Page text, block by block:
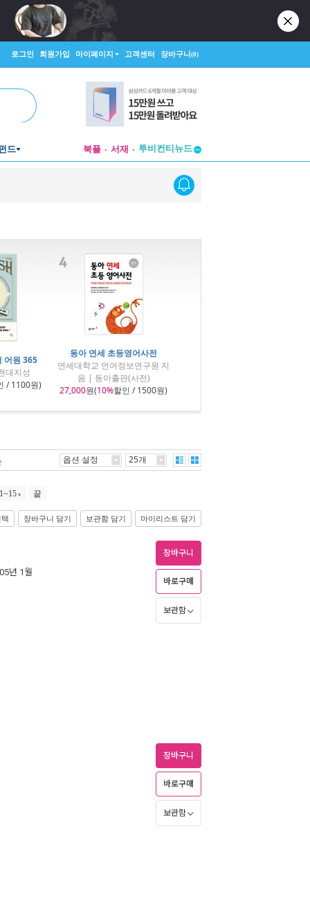
로그인 회원가입 마이페이지 고객센터 장바구니(0)
드 북플 서재
창작플랫폼
어원 365
대지성
/ 1100원)
동아 연세 초등영어사전
연세대학교 언어정보연구원 지
음 | 동아출판(사전)
27,000원(10%할인 / 1500원)
옵션 설정 25개
끝
장바구니 담기 보관함 담기 마이리스트 담기
년 1월
장바구니
바로구매
보관함
장바구니
바로구매
보관함